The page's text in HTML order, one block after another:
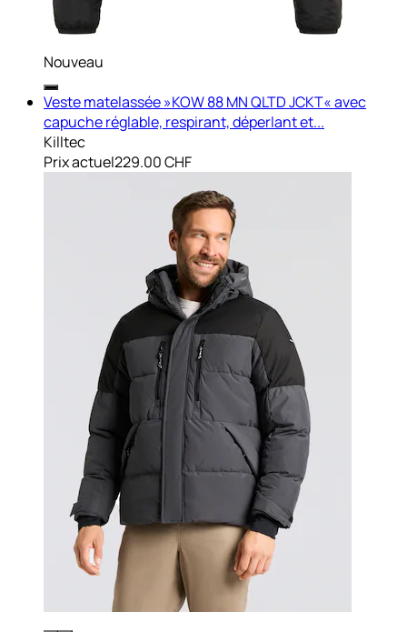
Nouveau
Veste matelassée »KOW 88 MN QLTD JCKT« avec
capuche réglable, respirant, déperlant et...
Killtec
Prix actuel229.00 CHF